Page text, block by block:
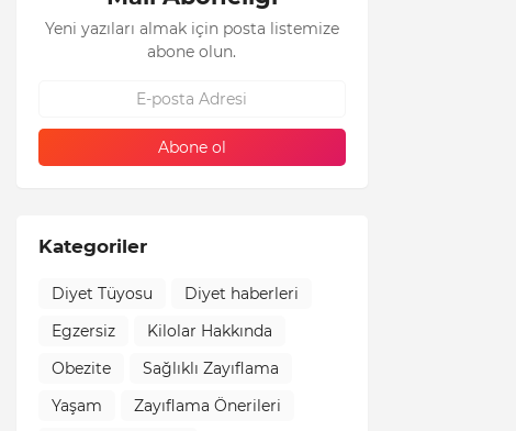
Yeni yazıları almak için posta listemize
abone olun.
Kategoriler
Diyet Tüyosu
Diyet haberleri
Egzersiz
Kilolar Hakkında
Obezite
Sağlıklı Zayıflama
Yaşam
Zayıflama Önerileri